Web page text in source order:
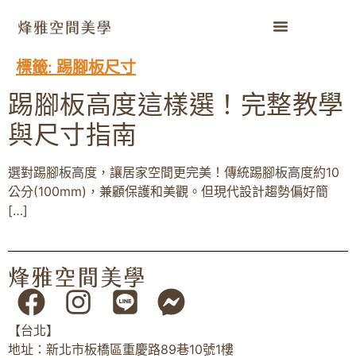
標籤: 踢腳板尺寸
踢腳板高度這樣選！完整教學
與尺寸指南
選對踢腳板高度，讓居家空間更完美！傳統踢腳板高度約10
公分(100mm)，兼顧保護和美觀。但現代設計趨勢偏好簡
[…]
【台北】
地址：新北市板橋區重慶路89巷10號1樓